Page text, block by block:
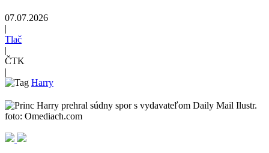
07.07.2026
|
Tlač
|
ČTK
|
Harry
Ilustr.
foto: Omediach.com